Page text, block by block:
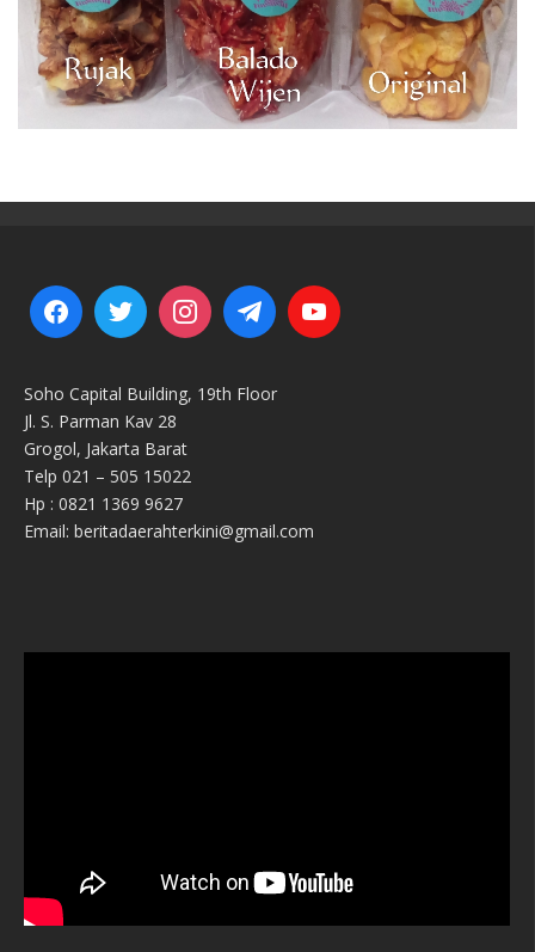
Soho Capital Building, 19th Floor
Jl. S. Parman Kav 28
Grogol, Jakarta Barat
Telp 021 – 505 15022
Hp : 0821 1369 9627
Email: beritadaerahterkini@gmail.com